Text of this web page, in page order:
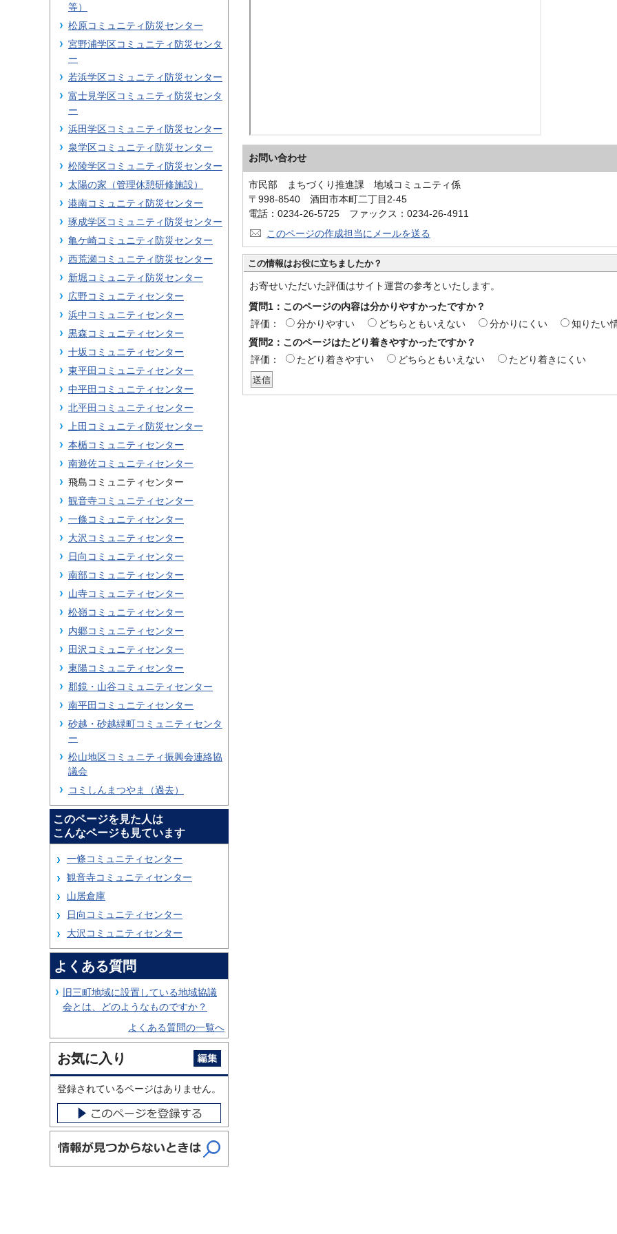
お問い合わせ
市民部 まちづくり推進課 地域コミュニティ係
〒998-8540 酒田市本町二丁目2-45
電話：0234-26-5725 ファックス：0234-26-4911
このページの作成担当にメールを送る
この情報はお役に立ちましたか？
お寄せいただいた評価はサイト運営の参考といたします。
質問1：このページの内容は分かりやすかったですか？
評価：
分かりやすい どちらともいえない 分かりにくい
知りたい
質問2：このページはたどり着きやすかったですか？
評価：
たどり着きやすい どちらともいえない たどり着きにくい
等）
松原コミュニティ防災センター
宮野浦学区コミュニティ防災センタ
ー
若浜学区コミュニティ防災センター
富士見学区コミュニティ防災センタ
ー
浜田学区コミュニティ防災センター
泉学区コミュニティ防災センター
松陵学区コミュニティ防災センター
太陽の家（管理休憩研修施設）
港南コミュニティ防災センター
琢成学区コミュニティ防災センター
亀ケ崎コミュニティ防災センター
西荒瀬コミュニティ防災センター
新堀コミュニティ防災センター
広野コミュニティセンター
浜中コミュニティセンター
黒森コミュニティセンター
十坂コミュニティセンター
東平田コミュニティセンター
中平田コミュニティセンター
北平田コミュニティセンター
上田コミュニティ防災センター
本楯コミュニティセンター
南遊佐コミュニティセンター
飛島コミュニティセンター
観音寺コミュニティセンター
一條コミュニティセンター
大沢コミュニティセンター
日向コミュニティセンター
南部コミュニティセンター
山寺コミュニティセンター
松嶺コミュニティセンター
内郷コミュニティセンター
田沢コミュニティセンター
東陽コミュニティセンター
郡鏡・山谷コミュニティセンター
南平田コミュニティセンター
砂越・砂越緑町コミュニティセンタ
ー
松山地区コミュニティ振興会連絡協
議会
コミしんまつやま（過去）
このページを見た人は
こんなページも見ています
一條コミュニティセンター
観音寺コミュニティセンター
山居倉庫
日向コミュニティセンター
大沢コミュニティセンター
よくある質問
旧三町地域に設置している地域協議
会とは、どのようなものですか？
よくある質問の一覧へ
お気に入り
登録されているページはありません。